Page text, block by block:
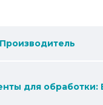
Производитель
для обработки: